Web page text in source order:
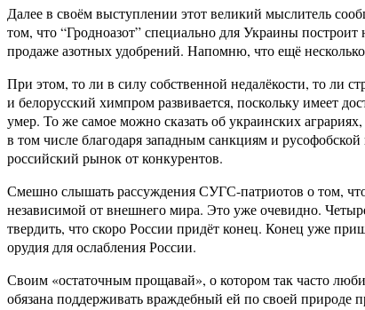
Далее в своём выступлении этот великий мыслитель
том, что “Гродноазот” специально для Украины
продаже азотных удобрений. Напомню, что ещё
При этом, то ли в силу собственной недалёкости, то ли
и белорусский химпром развивается, поскольку имеет
умер. То же самое можно сказать об украинских
в том числе благодаря западным санкциям и
российский рынок от конкурентов.
Смешно слышать рассуждения СУГС-патриотов о том,
независимой от внешнего мира. Это уже очевидно.
твердить, что скоро России придёт конец. Конец уже
орудия для ослабления России.
Своим «остаточным прощавай», о котором так часто
обязана поддерживать враждебный ей по своей природе